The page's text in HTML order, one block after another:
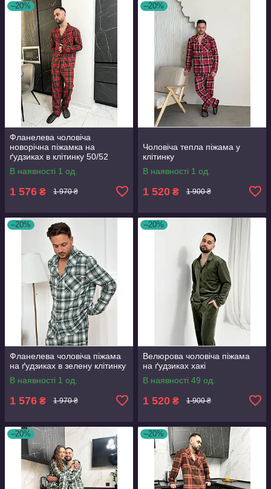
–20%
Фланелева чоловіча
новорічна піжамка на
ґудзиках в клітинку 50/52
В наявності 1 од.
1 576 ₴ 1 970 ₴
–20%
Чоловіча тепла піжама у
клітинку
В наявності 1 од.
1 520 ₴ 1 900 ₴
–20%
Фланелева чоловіча піжама
на ґудзиках в зелену клітинку
В наявності 1 од.
1 576 ₴ 1 970 ₴
–20%
Велюрова чоловіча піжама
на ґудзиках хакі
В наявності 49 од.
1 520 ₴ 1 900 ₴
–20% –20%